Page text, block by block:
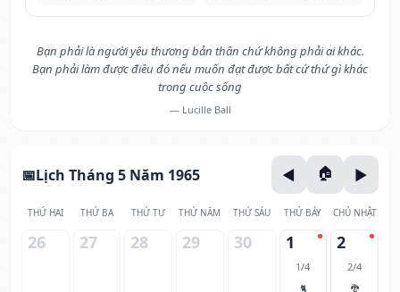
Bạn phải là người yêu thương bản thân chứ không phải ai khác.
Bạn phải làm được điều đó nếu muốn đạt được bất cứ thứ gì khác
trong cuộc sống
— Lucille Ball
Lịch Tháng 5 Năm 1965
THỨ HAI THỨ BA THỨ TƯ THỨ NĂM THỨ SÁU THỨ BẢY CHỦ NHẬT
26 27 28 29 30 1
1/4
🐈
2
2/4
🐉